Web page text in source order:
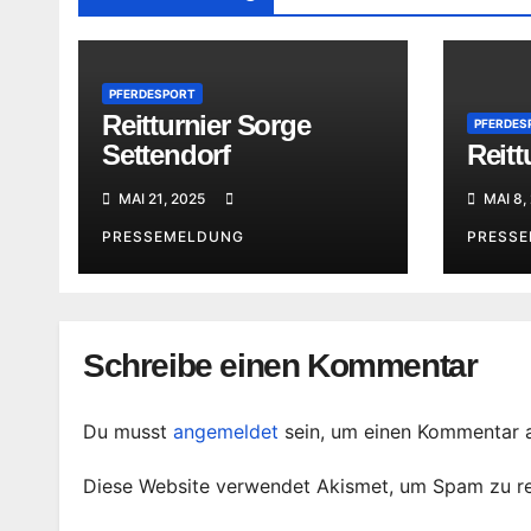
PFERDESPORT
Reitturnier Sorge
Settendorf
MAI 21, 2025
PRESSEMELDUNG
MAI 8,
Schreibe einen Kommentar
Du musst angemeldet sein, um einen Kommentar
Diese Website verwendet Akismet, um Spam zu